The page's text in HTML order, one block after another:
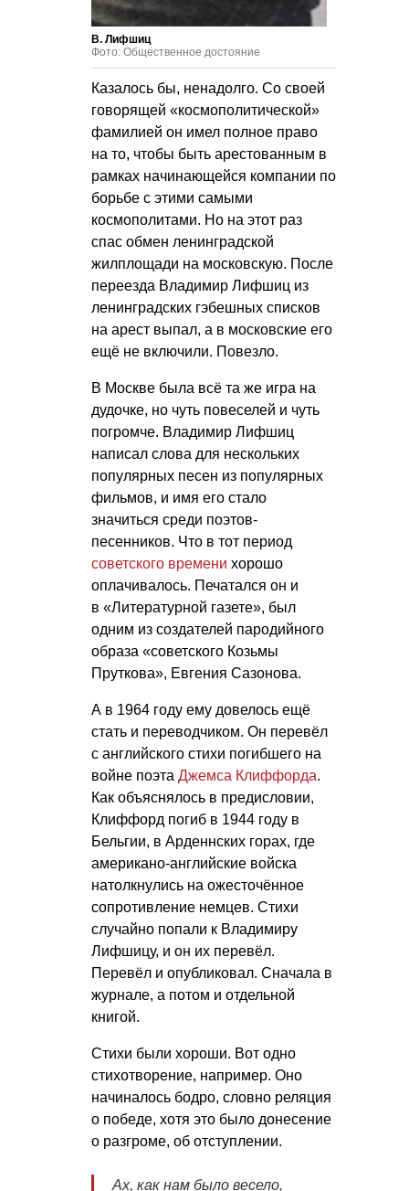
В. Лифшиц
Фото: Общественное достояние
Казалось бы, ненадолго. Со своей
говорящей «космополитической»
фамилией он имел полное право
на то, чтобы быть арестованным в
рамках начинающейся компании по
борьбе с этими самыми
космополитами. Но на этот раз
спас обмен ленинградской
жилплощади на московскую. После
переезда Владимир Лифшиц из
ленинградских гэбешных списков
на арест выпал, а в московские его
ещё не включили. Повезло.
В Москве была всё та же игра на
дудочке, но чуть повеселей и чуть
погромче. Владимир Лифшиц
написал слова для нескольких
популярных песен из популярных
фильмов, и имя его стало
значиться среди поэтов-
песенников. Что в тот период
советского времени хорошо
оплачивалось. Печатался он и
в «Литературной газете», был
одним из создателей пародийного
образа «советского Козьмы
Пруткова», Евгения Сазонова.
А в 1964 году ему довелось ещё
стать и переводчиком. Он перевёл
с английского стихи погибшего на
войне поэта Джемса Клиффорда.
Как объяснялось в предисловии,
Клиффорд погиб в 1944 году в
Бельгии, в Арденнских горах, где
американо-английские войска
натолкнулись на ожесточённое
сопротивление немцев. Стихи
случайно попали к Владимиру
Лифшицу, и он их перевёл.
Перевёл и опубликовал. Сначала в
журнале, а потом и отдельной
книгой.
Стихи были хороши. Вот одно
стихотворение, например. Оно
начиналось бодро, словно реляция
о победе, хотя это было донесение
о разгроме, об отступлении.
Ах, как нам было весело,